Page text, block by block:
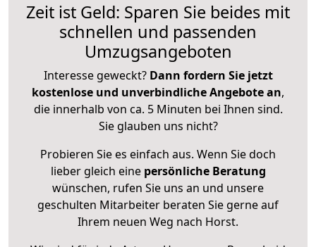
Zeit ist Geld: Sparen Sie beides mit
schnellen und passenden
Umzugsangeboten
Interesse geweckt? Dann fordern Sie jetzt
kostenlose und unverbindliche Angebote an,
die innerhalb von ca. 5 Minuten bei Ihnen sind.
Sie glauben uns nicht?
Probieren Sie es einfach aus. Wenn Sie doch
lieber gleich eine persönliche Beratung
wünschen, rufen Sie uns an und unsere
geschulten Mitarbeiter beraten Sie gerne auf
Ihrem neuen Weg nach Horst.